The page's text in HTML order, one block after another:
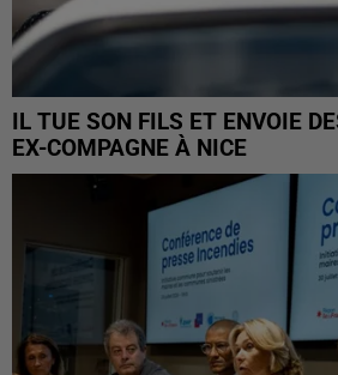
IL TUE SON FILS ET ENVOIE
EX-COMPAGNE À NICE